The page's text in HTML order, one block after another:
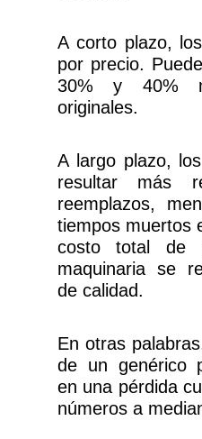
A corto plazo,
por precio.
30% y 40%
originales.
A largo plazo,
resultar más
reemplazos,
tiempos muertos
costo total de
maquinaria se
de calidad.
En otras
de un genérico
en una pérdida
números a